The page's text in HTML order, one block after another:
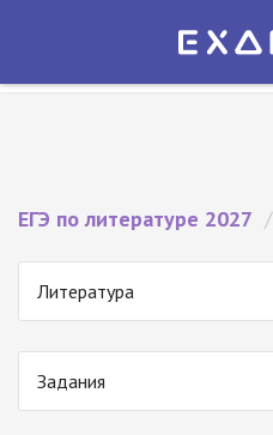
Экзамер — ЕГЭ 2027
ЕГЭ по литературе 2027 /
Литература
Задания